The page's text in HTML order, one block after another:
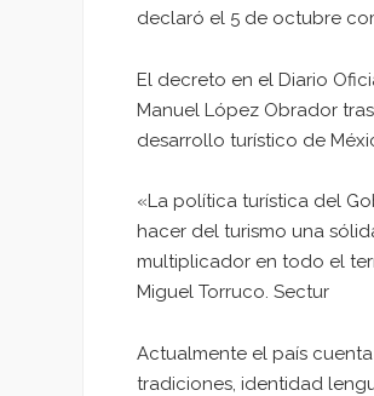
declaró el 5 de octubre
El decreto en el Diario
Manuel López Obrador
desarrollo turístico de
«La política turística del
hacer del turismo una
multiplicador en todo el
Miguel Torruco. Sectur
Actualmente el país
tradiciones, identidad